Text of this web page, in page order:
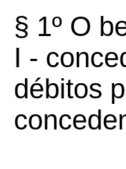
§ 1º O
I -
débitos